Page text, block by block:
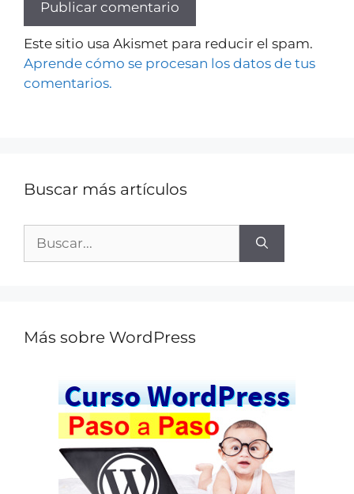
Este sitio usa Akismet para reducir el spam.
Aprende cómo se procesan los datos de tus
comentarios.
Buscar más artículos
Más sobre WordPress